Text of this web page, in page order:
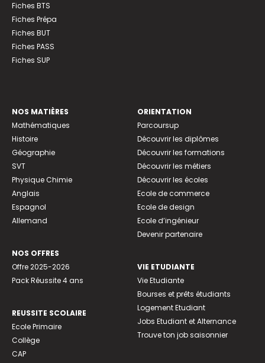
Fiches BTS
Fiches Prépa
Fiches BUT
Fiches PASS
Fiches SUP
NOS MATIÈRES
Mathématiques
Histoire
Géographie
SVT
Physique Chimie
Anglais
Espagnol
Allemand
NOS OFFRES
Offre 2025-2026
Pack Réussite 4 ans
REUSSITE SCOLAIRE
Ecole Primaire
Collège
CAP
ORIENTATION
Parcoursup
Découvrir les diplômes
Découvrir les formations
Découvrir les métiers
Découvrir les écoles
Ecole de commerce
Ecole de design
Ecole d’ingénieur
Devenir partenaire
VIE ETUDIANTE
Vie Etudiante
Bourses et prêts étudiants
Logement Etudiant
Jobs Etudiant et Alternance
Trouve ton job saisonnier